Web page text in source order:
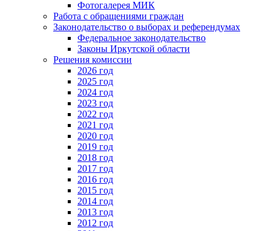
Фотогалерея МИК
Работа с обращениями граждан
Законодательство о выборах и референдумах
Федеральное законодательство
Законы Иркутской области
Решения комиссии
2026 год
2025 год
2024 год
2023 год
2022 год
2021 год
2020 год
2019 год
2018 год
2017 год
2016 год
2015 год
2014 год
2013 год
2012 год